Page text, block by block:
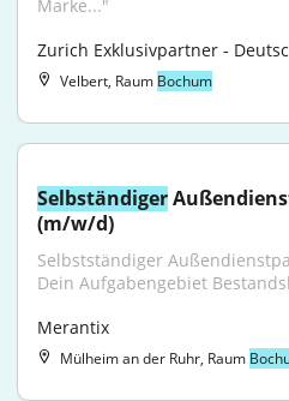
Marke..."
Zurich Exklusivpartner -
Velbert, Raum Bochum
Selbständiger
(m/w/d)
Selbstständiger
Dein Aufgabengebiet
Merantix
Mülheim an der Ruhr, Raum